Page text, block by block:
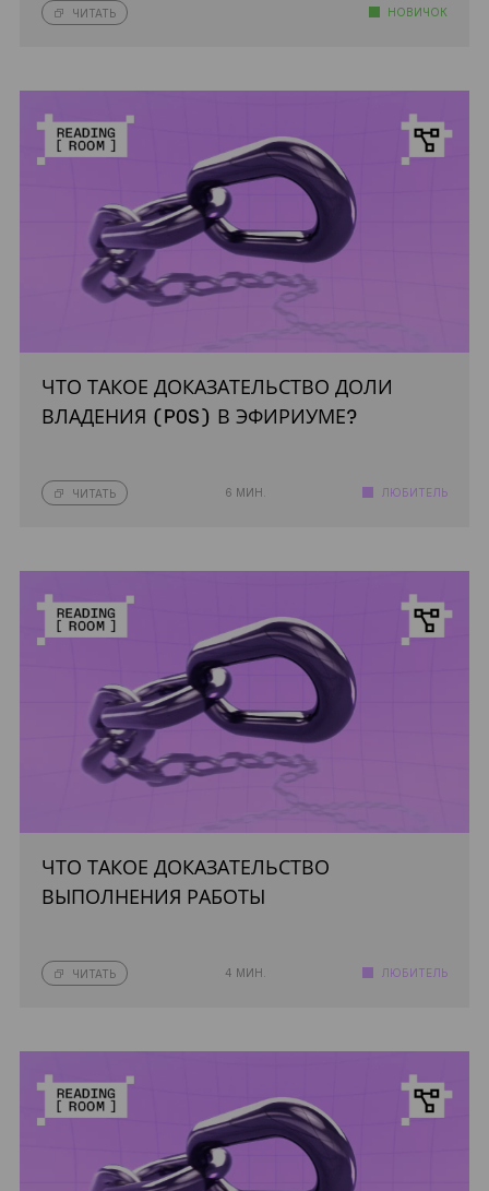
ЧИТАТЬ НОВИЧОК
ЧТО ТАКОЕ ДОКАЗАТЕЛЬСТВО ДОЛИ
ВЛАДЕНИЯ (POS) В ЭФИРИУМЕ?
ЧИТАТЬ 6 МИН. ЛЮБИТЕЛЬ
ЧТО ТАКОЕ ДОКАЗАТЕЛЬСТВО
ВЫПОЛНЕНИЯ РАБОТЫ
ЧИТАТЬ 4 МИН. ЛЮБИТЕЛЬ